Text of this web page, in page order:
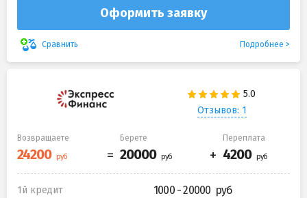
Оформить заявку
Сравнить Подробнее
Отзывов: 1
Возвращаете Берете Переплата
1й кредит 1000 - 20000